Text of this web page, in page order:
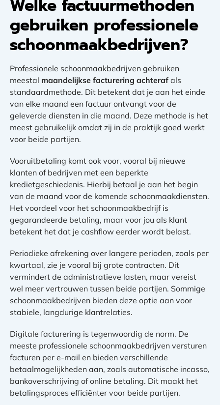
Welke factuurmethoden
gebruiken professionele
schoonmaakbedrijven?
Professionele schoonmaakbedrijven gebruiken
meestal maandelijkse facturering achteraf als
standaardmethode. Dit betekent dat je aan het einde
van elke maand een factuur ontvangt voor de
geleverde diensten in die maand. Deze methode is het
meest gebruikelijk omdat zij in de praktijk goed werkt
voor beide partijen.
Vooruitbetaling komt ook voor, vooral bij nieuwe
klanten of bedrijven met een beperkte
kredietgeschiedenis. Hierbij betaal je aan het begin
van de maand voor de komende schoonmaakdiensten.
Het voordeel voor het schoonmaakbedrijf is
gegarandeerde betaling, maar voor jou als klant
betekent het dat je cashflow eerder wordt belast.
Periodieke afrekening over langere perioden, zoals per
kwartaal, zie je vooral bij grote contracten. Dit
vermindert de administratieve lasten, maar vereist
wel meer vertrouwen tussen beide partijen. Sommige
schoonmaakbedrijven bieden deze optie aan voor
stabiele, langdurige klantrelaties.
Digitale facturering is tegenwoordig de norm. De
meeste professionele schoonmaakbedrijven versturen
facturen per e-mail en bieden verschillende
betaalmogelijkheden aan, zoals automatische incasso,
bankoverschrijving of online betaling. Dit maakt het
betalingsproces efficiënter voor beide partijen.